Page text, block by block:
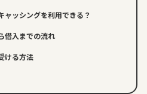
ャッシングを利用できる？
借入までの流れ
ける方法